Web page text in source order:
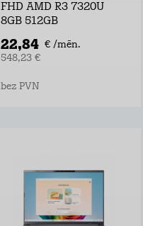
FHD AMD R3 7320U
8GB 512GB
22,84 € /mēn.
548,23 €
bez PVN